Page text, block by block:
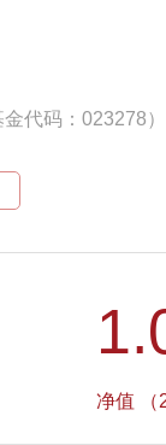
金代码：023278）
净值 （